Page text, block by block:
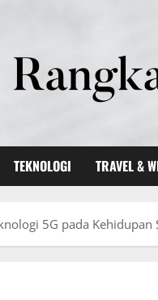
TEKNOLOGI TRAVEL &
5G pada Kehidupan